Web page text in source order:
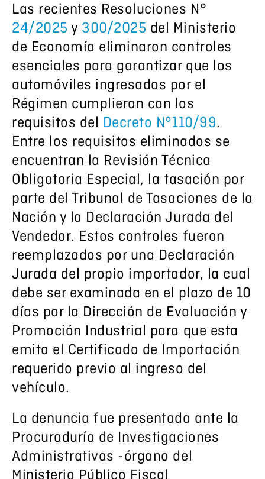
Las recientes Resoluciones N°
24/2025 y 300/2025 del Ministerio
de Economía eliminaron controles
esenciales para garantizar que los
automóviles ingresados por el
Régimen cumplieran con los
requisitos del Decreto N°110/99.
Entre los requisitos eliminados se
encuentran la Revisión Técnica
Obligatoria Especial, la tasación por
parte del Tribunal de Tasaciones de la
Nación y la Declaración Jurada del
Vendedor. Estos controles fueron
reemplazados por una Declaración
Jurada del propio importador, la cual
debe ser examinada en el plazo de 10
días por la Dirección de Evaluación y
Promoción Industrial para que esta
emita el Certificado de Importación
requerido previo al ingreso del
vehículo.
La denuncia fue presentada ante la
Procuraduría de Investigaciones
Administrativas -órgano del